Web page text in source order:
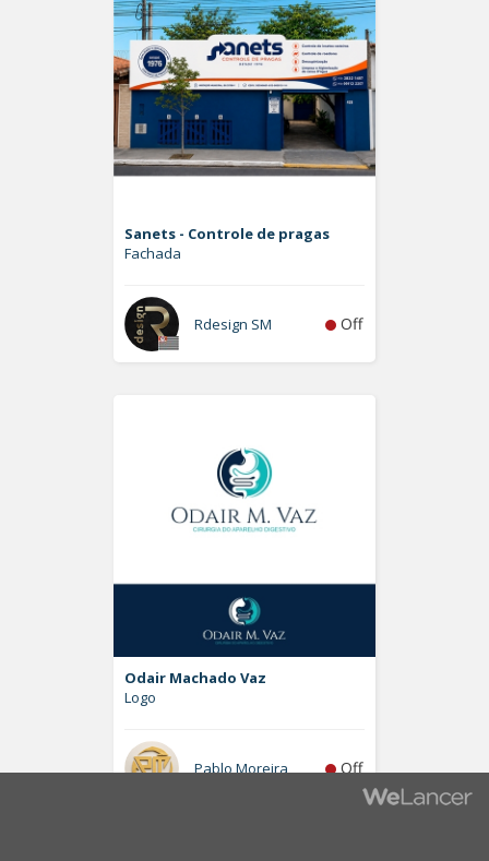
Sanets - Controle de pragas
Fachada
Rdesign SM Off
Odair Machado Vaz
Logo
Pablo Moreira Off